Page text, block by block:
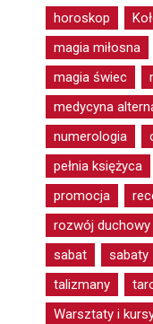
horoskop
magia miłosna
magia świec
medycyna
numerologia
pełnia księżyca
promocja
rozwój duchowy
sabat
sabaty
talizmany
Warsztaty i